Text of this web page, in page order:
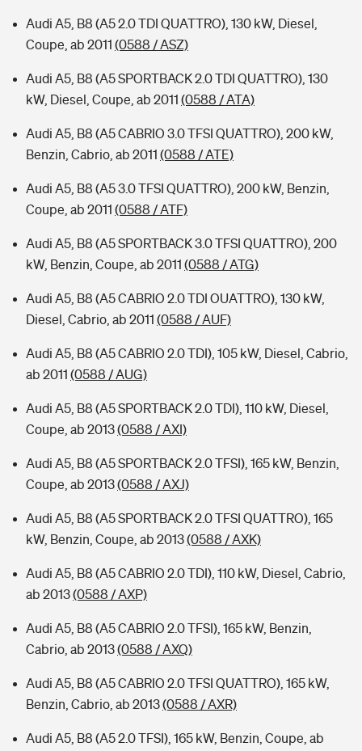
Audi A5, B8 (A5 2.0 TDI QUATTRO), 130 kW, Diesel,
Coupe, ab 2011 (0588 / ASZ)
Audi A5, B8 (A5 SPORTBACK 2.0 TDI QUATTRO), 130
kW, Diesel, Coupe, ab 2011 (0588 / ATA)
Audi A5, B8 (A5 CABRIO 3.0 TFSI QUATTRO), 200 kW,
Benzin, Cabrio, ab 2011 (0588 / ATE)
Audi A5, B8 (A5 3.0 TFSI QUATTRO), 200 kW, Benzin,
Coupe, ab 2011 (0588 / ATF)
Audi A5, B8 (A5 SPORTBACK 3.0 TFSI QUATTRO), 200
kW, Benzin, Coupe, ab 2011 (0588 / ATG)
Audi A5, B8 (A5 CABRIO 2.0 TDI OUATTRO), 130 kW,
Diesel, Cabrio, ab 2011 (0588 / AUF)
Audi A5, B8 (A5 CABRIO 2.0 TDI), 105 kW, Diesel, Cabrio,
ab 2011 (0588 / AUG)
Audi A5, B8 (A5 SPORTBACK 2.0 TDI), 110 kW, Diesel,
Coupe, ab 2013(0588 / AXI)
Audi A5, B8 (A5 SPORTBACK 2.0 TFSI), 165 kW, Benzin,
Coupe, ab 2013(0588 / AXJ)
Audi A5, B8 (A5 SPORTBACK 2.0 TFSI QUATTRO), 165
kW, Benzin, Coupe, ab 2013(0588 / AXK)
Audi A5, B8 (A5 CABRIO 2.0 TDI), 110 kW, Diesel, Cabrio,
ab 2013(0588 / AXP)
Audi A5, B8 (A5 CABRIO 2.0 TFSI), 165 kW, Benzin,
Cabrio, ab 2013(0588 / AXQ)
Audi A5, B8 (A5 CABRIO 2.0 TFSI QUATTRO), 165 kW,
Benzin, Cabrio, ab 2013(0588 / AXR)
Audi A5, B8 (A5 2.0 TFSI), 165 kW, Benzin, Coupe, ab